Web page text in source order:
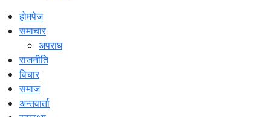
होमपेज
समाचार
अपराध
राजनीति
विचार
समाज
अन्तवार्ता